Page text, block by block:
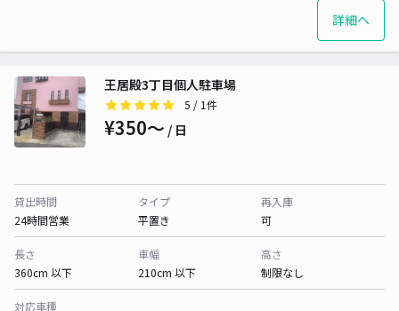
詳細へ
王居殿3丁目個人駐車場
5 / 1件
¥350〜 / 日
貸出時間
24時間営業
タイプ
平置き
再入庫
可
長さ
360cm 以下
車幅
210cm 以下
高さ
制限なし
対応車種